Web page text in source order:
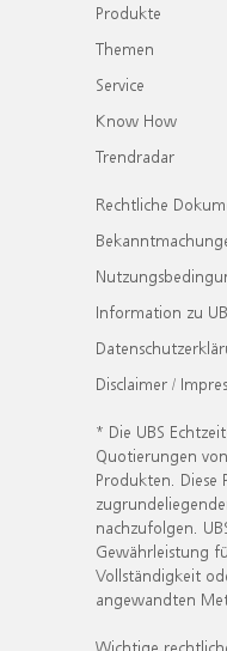
Produkte
Themen
Service
Know How
Trendradar
Rechtliche
Information zu
Disclaimer /
* Die UBS
Quotierungen
Produkten. Diese
nachzufolgen.
Gewährleistung
Vollständigkeit
angewandten